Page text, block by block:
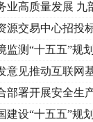
业高质量发展 九
源交易中心招投
监测“十五五”规
意见推动互联网
部署开展安全生
建设“十五五”规